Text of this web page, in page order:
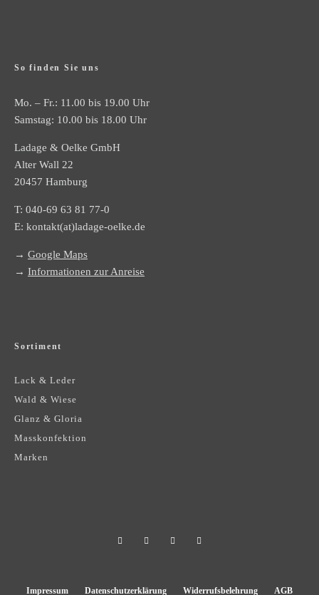
So finden Sie uns
Mo. – Fr.: 11.00 bis 19.00 Uhr
Samstag: 10.00 bis 18.00 Uhr
Ladage & Oelke GmbH
Alter Wall 22
20457 Hamburg
T: 040-69 63 81 77-0
E: kontakt(at)ladage-oelke.de
→ Google Maps
→ Informationen zur Anreise
Sortiment
Lack & Leder
Wald & Wiese
Glanz & Gloria
Masskonfektion
Marken
Impressum Datenschutzerklärung Widerrufsbelehrung AGB